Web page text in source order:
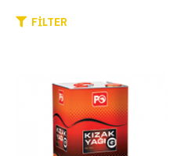
FILTER